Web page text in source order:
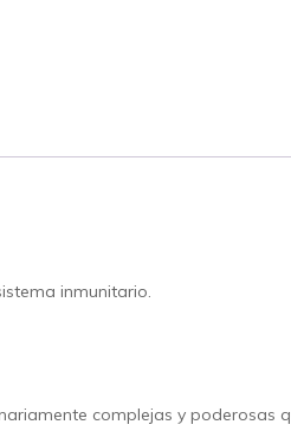
inmunitario.
complejas y poderosas